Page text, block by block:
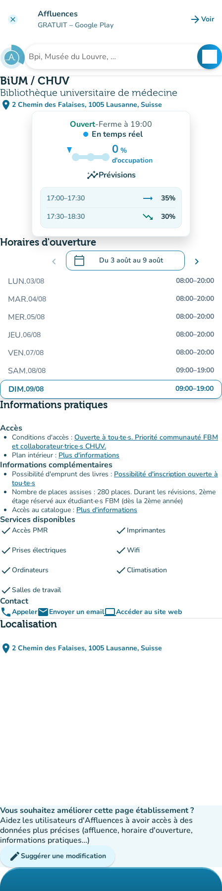
clear Affluences
GRATUIT – Google Play arrow_forward Voir
Rechercher un établissement
BiUM / CHUV
Bibliothèque universitaire de médecine
place 2 Chemin des Falaises, 1005 Lausanne, Suisse
(ouvrir dans Google Maps)
(nouvel onglet)
Ouvert-Ferme à 19:00
En temps réel
0 %
35%
d'occupation
insightsPrévisions
17:00–17:30 trending_flat
35%
17:30–18:30 trending_down
En baisse
30%
Horaires d'ouverture
chevron_left calendar_today Du 3 aoûtau 9 août
.Ouvrir le calendrier pour changer de
chevron_right
LUN.03/08 08:00–20:00
MAR.04/08 08:00–20:00
MER.05/08 08:00–20:00
JEU.06/08 08:00–20:00
VEN.07/08 08:00–20:00
SAM.08/08 09:00–19:00
DIM.09/08 09:00–19:00
Informations pratiques
Accès
Conditions d'accès : Ouverte à tou·te·s. Priorité communauté FBM
et collaborateur·trice·s CHUV.
Plan intérieur : Plus d'informations
Informations complémentaires
Possibilité d'emprunt des livres : Possibilité d'inscription ouverte à
tou·te·s
Nombre de places assises : 280 places. Durant les révisions, 2ème
étage réservé aux étudiant·e·s FBM (dès la 2ème année)
Accès au catalogue : Plus d'informations
Services disponibles
checkAccès PMR check Imprimantes
check Prises électriques checkWifi
checkOrdinateurs checkClimatisation
checkSalles de travail
Contact
phoneAppeleremailEnvoyer un emailcomputerAccéder au site web
(nouvel onglet)
Localisation
place 2 Chemin des Falaises, 1005 Lausanne, Suisse
(ouvrir dans Google Maps)
(nouvel onglet)
Vous souhaitez améliorer cette page établissement ?
Aidez les utilisateurs d'Affluences à avoir accès à des
données plus précises (affluence, horaire d'ouverture,
informations pratiques…)
editSuggérer une modification